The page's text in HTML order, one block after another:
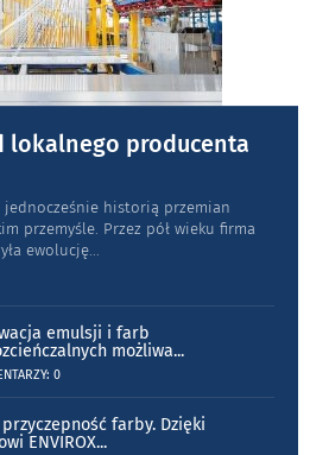
lokalnego producenta
historią przemian
przemyśle. Przez pół wieku firma
ewolucję...
emulsji i farb
możliwa...
0
farby. Dzięki
ENVIROX...